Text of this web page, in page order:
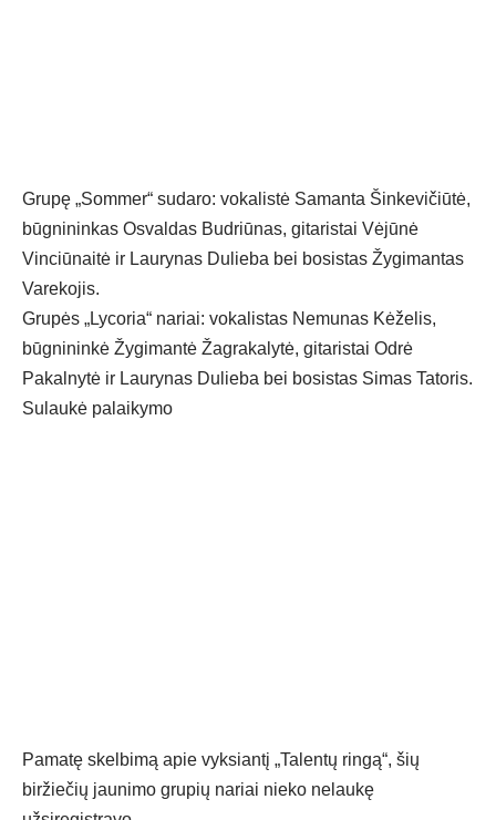
Grupę „Sommer“ sudaro: vokalistė Samanta Šinkevičiūtė,
būgnininkas Osvaldas Budriūnas, gitaristai Vėjūnė
Vinciūnaitė ir Laurynas Dulieba bei bosistas Žygimantas
Varekojis.
Grupės „Lycoria“ nariai: vokalistas Nemunas Kėželis,
būgnininkė Žygimantė Žagrakalytė, gitaristai Odrė
Pakalnytė ir Laurynas Dulieba bei bosistas Simas Tatoris.
Sulaukė palaikymo
Pamatę skelbimą apie vyksiantį „Talentų ringą“, šių
biržiečių jaunimo grupių nariai nieko nelaukę